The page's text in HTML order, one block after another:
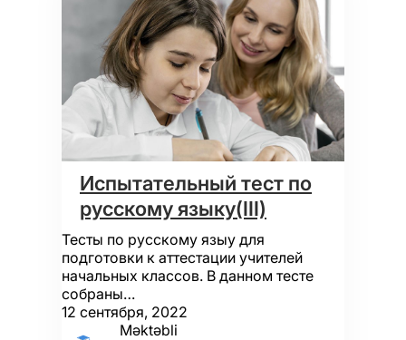
Испытательный тест по
русскому языку(III)
Тесты по русскому языу для
подготовки к аттестации учителей
начальных классов. В данном тесте
собраны…
12 сентября, 2022
Məktəbli